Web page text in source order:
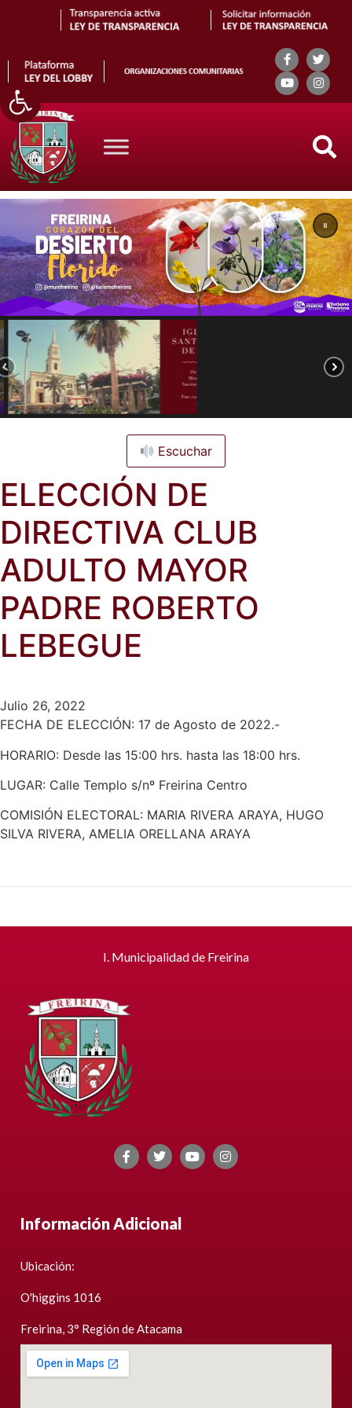
Abrir barra de herramientas
Search
Escuchar
ELECCIÓN DE
DIRECTIVA CLUB
ADULTO MAYOR
PADRE ROBERTO
LEBEGUE
Julio 26, 2022
FECHA DE ELECCIÓN: 17 de Agosto de 2022.-
HORARIO: Desde las 15:00 hrs. hasta las 18:00 hrs.
LUGAR: Calle Templo s/nº Freirina Centro
COMISIÓN ELECTORAL: MARIA RIVERA ARAYA, HUGO
SILVA RIVERA, AMELIA ORELLANA ARAYA
I. Municipalidad de Freirina
Información Adicional
Ubicación:
O'higgins 1016
Freirina, 3° Región de Atacama